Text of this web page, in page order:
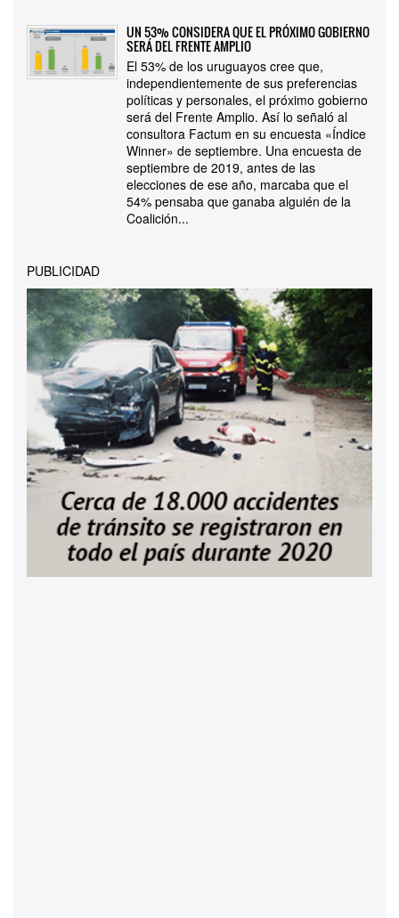
UN 53% CONSIDERA QUE EL PRÓXIMO GOBIERNO
SERÁ DEL FRENTE AMPLIO
El 53% de los uruguayos cree que,
independientemente de sus preferencias
políticas y personales, el próximo gobierno
será del Frente Amplio. Así lo señaló al
consultora Factum en su encuesta «Índice
Winner» de septiembre. Una encuesta de
septiembre de 2019, antes de las
elecciones de ese año, marcaba que el
54% pensaba que ganaba alguién de la
Coalición...
PUBLICIDAD